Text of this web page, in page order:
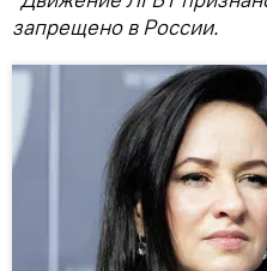
запрещено в России.